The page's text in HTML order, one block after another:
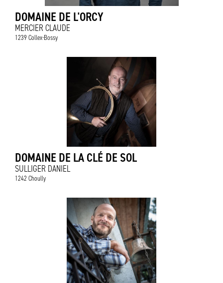
DOMAINE DE L'ORCY
MERCIER CLAUDE
1239 Collex-Bossy
DOMAINE DE LA CLÉ DE SOL
SULLIGER DANIEL
1242 Choully